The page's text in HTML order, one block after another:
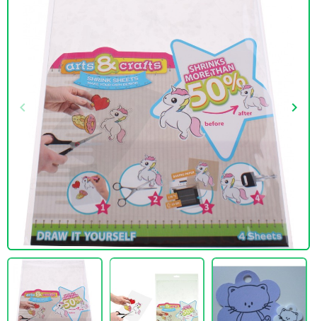
Vorige
keyboard_arrow_left keyboard_arrow_right